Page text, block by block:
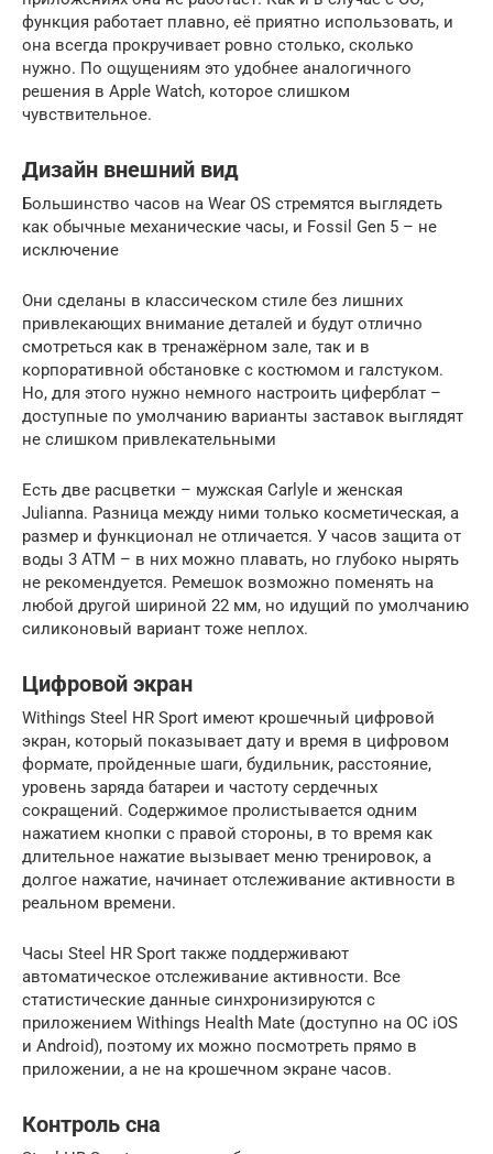
функция работает плавно, её приятно использовать, и
она всегда прокручивает ровно столько, сколько
нужно. По ощущениям это удобнее аналогичного
решения в Apple Watch, которое слишком
чувствительное.
Дизайн внешний вид
Большинство часов на Wear OS стремятся выглядеть
как обычные механические часы, и Fossil Gen 5 – не
исключение
Они сделаны в классическом стиле без лишних
привлекающих внимание деталей и будут отлично
смотреться как в тренажёрном зале, так и в
корпоративной обстановке с костюмом и галстуком.
Но, для этого нужно немного настроить циферблат –
доступные по умолчанию варианты заставок выглядят
не слишком привлекательными
Есть две расцветки – мужская Carlyle и женская
Julianna. Разница между ними только косметическая, а
размер и функционал не отличается. У часов защита от
воды 3 ATM – в них можно плавать, но глубоко нырять
не рекомендуется. Ремешок возможно поменять на
любой другой шириной 22 мм, но идущий по умолчанию
силиконовый вариант тоже неплох.
Цифровой экран
Withings Steel HR Sport имеют крошечный цифровой
экран, который показывает дату и время в цифровом
формате, пройденные шаги, будильник, расстояние,
уровень заряда батареи и частоту сердечных
сокращений. Содержимое пролистывается одним
нажатием кнопки с правой стороны, в то время как
длительное нажатие вызывает меню тренировок, а
долгое нажатие, начинает отслеживание активности в
реальном времени.
Часы Steel HR Sport также поддерживают
автоматическое отслеживание активности. Все
статистические данные синхронизируются с
приложением Withings Health Mate (доступно на ОС iOS
и Android), поэтому их можно посмотреть прямо в
приложении, а не на крошечном экране часов.
Контроль сна